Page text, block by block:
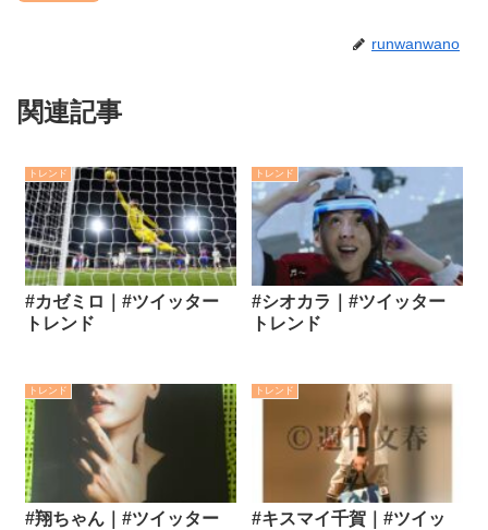
runwanwano
関連記事
トレンド
#カゼミロ｜#ツイッター
トレンド
トレンド
#シオカラ｜#ツイッター
トレンド
トレンド
#翔ちゃん｜#ツイッター
トレンド
#キスマイ千賀｜#ツイッ